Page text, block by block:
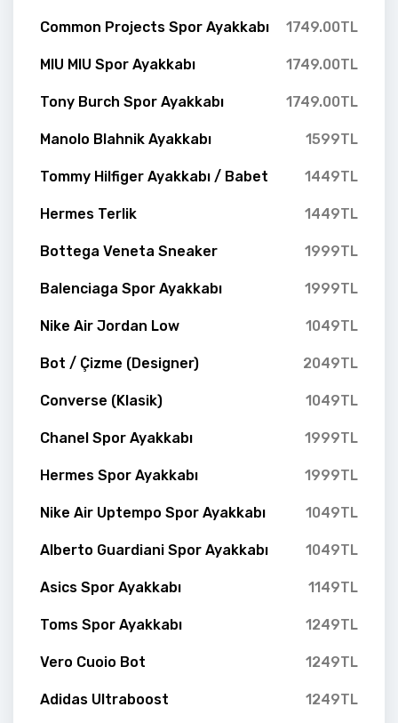
Common Projects Spor Ayakkabı 1749.00TL
MIU MIU Spor Ayakkabı 1749.00TL
Tony Burch Spor Ayakkabı 1749.00TL
Manolo Blahnik Ayakkabı 1599TL
Tommy Hilfiger Ayakkabı / Babet 1449TL
Hermes Terlik 1449TL
Bottega Veneta Sneaker 1999TL
Balenciaga Spor Ayakkabı 1999TL
Nike Air Jordan Low 1049TL
Bot / Çizme (Designer) 2049TL
Converse (Klasik) 1049TL
Chanel Spor Ayakkabı 1999TL
Hermes Spor Ayakkabı 1999TL
Nike Air Uptempo Spor Ayakkabı 1049TL
Alberto Guardiani Spor Ayakkabı 1049TL
Asics Spor Ayakkabı 1149TL
Toms Spor Ayakkabı 1249TL
Vero Cuoio Bot 1249TL
Adidas Ultraboost 1249TL